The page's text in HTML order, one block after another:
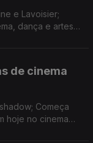
e Lavoisier;
dança e artes
de cinema
Começa
hoje no cinema